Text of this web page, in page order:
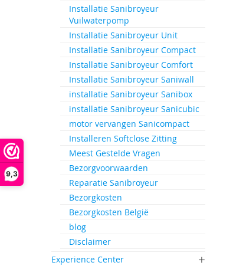
9,3
Installatie Sanibroyeur
Vuilwaterpomp
Installatie Sanibroyeur Unit
Installatie Sanibroyeur Compact
Installatie Sanibroyeur Comfort
Installatie Sanibroyeur Saniwall
installatie Sanibroyeur Sanibox
installatie Sanibroyeur Sanicubic
motor vervangen Sanicompact
Installeren Softclose Zitting
Meest Gestelde Vragen
Bezorgvoorwaarden
Reparatie Sanibroyeur
Bezorgkosten
Bezorgkosten België
blog
Disclaimer
Experience Center